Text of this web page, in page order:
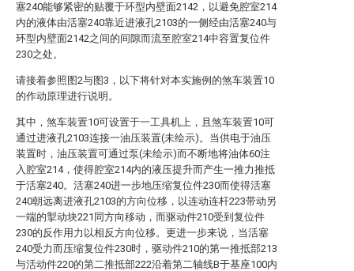
塞240能够紧密的贴覆于环型内壁面2142，以避免腔室214
内的液体由活塞240靠近进液孔2103的一侧经由活塞240与
环型内壁面2142之间的间隙而流至腔室214中容置复位件
230之处。
请接着参照图2与图3，以下将针对本实施例的煞车装置10
的作动原理进行说明。
其中，煞车装置10可设置于一工具机上，且煞车装置10可
通过进液孔2103连接一油压装置(未绘示)。当供电于油压
装置时，油压装置可通过泵(未绘示)而不断地将油体60注
入腔室214，使得腔室214内的液压提升而产生一推力推抵
于活塞240。活塞240进一步地压缩复位件230而使得活塞
240朝远离进液孔2103的方向位移，以连动连杆223带动另
一端的掣动块221同方向移动，而驱动件210受到复位件
230的反作用力以相反方向位移。更进一步来说，当活塞
240受力而压缩复位件230时，驱动件210的第一推抵部213
与活动件220的第二推抵部222沿着第二轴线B于基座100内